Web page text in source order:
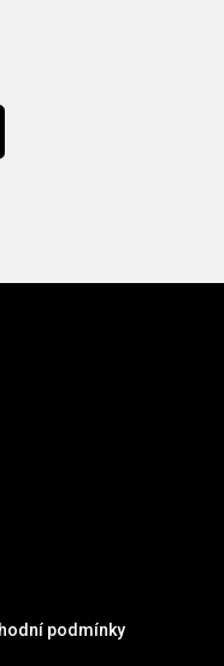
podmínky